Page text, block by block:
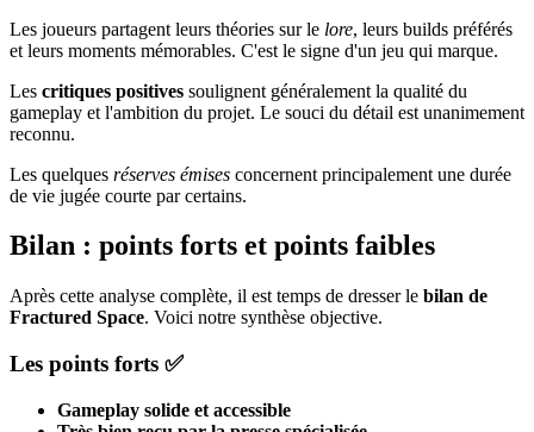
Les joueurs partagent leurs théories sur le lore, leurs builds préférés
et leurs moments mémorables. C'est le signe d'un jeu qui marque.
Les critiques positives soulignent généralement la qualité du
gameplay et l'ambition du projet. Le souci du détail est unanimement
reconnu.
Les quelques réserves émises concernent principalement une durée
de vie jugée courte par certains.
Bilan : points forts et points faibles
Après cette analyse complète, il est temps de dresser le bilan de
Fractured Space. Voici notre synthèse objective.
Les points forts ✅
Gameplay solide et accessible